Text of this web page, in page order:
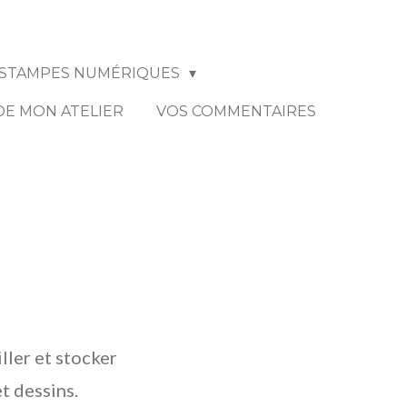
NUMÉRIQUES
MON ATELIER VOS COMMENTAIRES
et stocker
dessins.